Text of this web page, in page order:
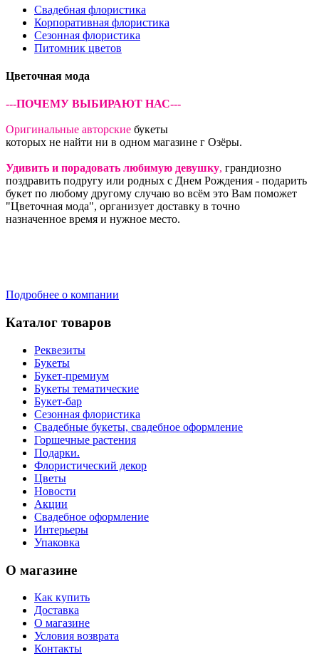
Свадебная флористика
Корпоративная флористика
Сезонная флористика
Питомник цветов
Цветочная мода
---ПОЧЕМУ ВЫБИРАЮТ НАС---
Оригинальные авторские букеты
которых не найти ни в одном магазине г Озёры.
Удивить и порадовать любимую девушку, грандиозно
поздравить подругу или родных с Днем Рождения - подарить
букет по любому другому случаю во всём это Вам поможет
"Цветочная мода", организует доставку в точно
назначенное время и нужное место.
Подробнее о компании
Каталог товаров
Реквезиты
Букеты
Букет-премиум
Букеты тематические
Букет-бар
Сезонная флористика
Свадебные букеты, свадебное оформление
Горшечные растения
Подарки.
Флористический декор
Цветы
Новости
Акции
Свадебное оформление
Интерьеры
Упаковка
О магазине
Как купить
Доставка
О магазине
Условия возврата
Контакты